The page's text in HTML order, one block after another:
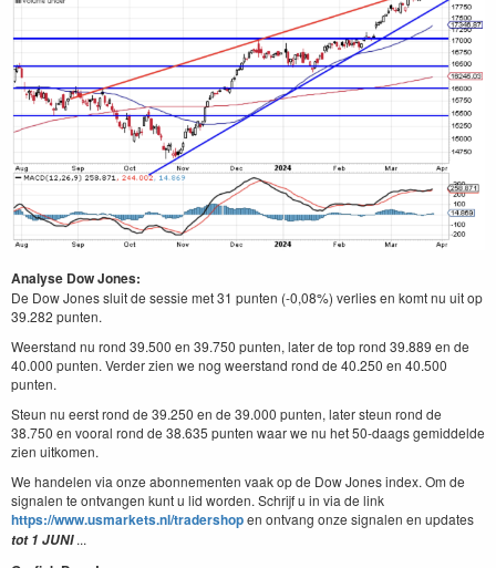
Analyse Dow Jones:
De Dow Jones sluit de sessie met 31 punten (-0,08%) verlies en komt nu uit op
39.282 punten.
Weerstand nu rond 39.500 en 39.750 punten, later de top rond 39.889 en de
40.000 punten. Verder zien we nog weerstand rond de 40.250 en 40.500
punten.
Steun nu eerst rond de 39.250 en de 39.000 punten, later steun rond de
38.750 en vooral rond de 38.635 punten waar we nu het 50-daags gemiddelde
zien uitkomen.
We handelen via onze abonnementen vaak op de Dow Jones index. Om de
signalen te ontvangen kunt u lid worden. Schrijf u in via de link
https://www.usmarkets.nl/tradershopen ontvang onze signalen en updates
tot 1 JUNI...